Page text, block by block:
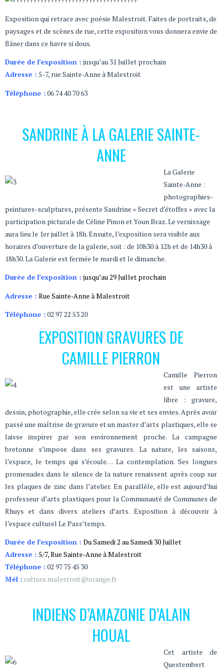
Exposition qui retrace avec poésie Malestroit. Faites de portraits, de
paysages et de scènes de rue, cette exposition vous donnera envie de
flâner dans ce havre si doux.
Durée de l’exposition : jusqu’au 31 Juillet prochain
Adresse : 5-7, rue Sainte-Anne à Malestroit
Téléphone : 06 74 40 70 63
SANDRINE À LA GALERIE SAINTE-
ANNE
La Galerie
Sainte-Anne :
photographies-
peintures-sculptures, présente Sandrine « Secret d’étoffes » avec la
participation picturale de Céline Pinon et Youn Braz. Le vernissage
aura lieu le 1er juillet à 18h. Ensuite, l’exposition sera visible aux
horaires d’ouverture de la galerie, soit : de 10h30 à 12h et de 14h30 à
18h30. La Galerie est fermée le mardi et le dimanche.
Durée de l’exposition : jusqu’au 29 Juillet prochain
Adresse : Rue Sainte-Anne à Malestroit
Téléphone : 02 97 22 53 20
EXPOSITION GRAVURES DE
CAMILLE PIERRON
Camille Pierron
est une artiste
libre : gravure,
dessin, photographie, elle crée selon sa vie et ses envies. Après avoir
passé une maîtrise de gravure et un master d’arts plastiques, elle se
laisse inspirer par son environnement proche. La campagne
bretonne s’impose dans ses gravures. La nature, les saisons,
l’espace, le temps qui s’écoule… La contemplation. Ses longues
promenades dans le silence de la nature renaissent après coup sur
les plaques de zinc dans l’atelier. En parallèle, elle est aujourd’hui
professeur d’arts plastiques pour la Communauté de Communes de
Rhuys et dans divers ateliers d’arts. Exposition à découvrir à
l’espace culturel Le Pass’temps.
Durée de l’exposition : Du Samedi 2 au Samedi 30 Juillet
Adresse : 5/7, Rue Sainte-Anne à Malestroit
Téléphone : 02 97 75 45 30
Mél : culture.malestroit@orange.fr
INDIENS D’AMAZONIE D’ALAIN
HOUAL
Cet artiste de
Questembert